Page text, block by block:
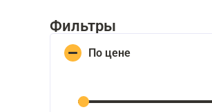
Фильтры
По цене